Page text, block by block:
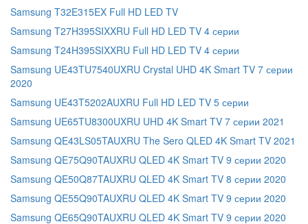
Samsung T32E315EX Full HD LED TV
Samsung T27H395SIXXRU Full HD LED TV 4 серии
Samsung T24H395SIXXRU Full HD LED TV 4 серии
Samsung UE43TU7540UXRU Crystal UHD 4K Smart TV 7 серии
2020
Samsung UE43T5202AUXRU Full HD LED TV 5 серии
Samsung UE65TU8300UXRU UHD 4K Smart TV 7 серии 2021
Samsung QE43LS05TAUXRU The Sero QLED 4K Smart TV 2021
Samsung QE75Q90TAUXRU QLED 4K Smart TV 9 серии 2020
Samsung QE50Q87TAUXRU QLED 4K Smart TV 8 серии 2020
Samsung QE55Q90TAUXRU QLED 4K Smart TV 9 серии 2020
Samsung QE65Q90TAUXRU QLED 4K Smart TV 9 серии 2020